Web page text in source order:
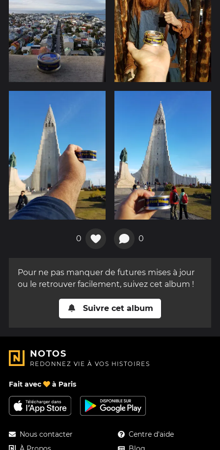
0 0
Pour ne pas manquer de futures mises à jour
ou le retrouver facilement, suivez cet album !
Suivre cet album
NOTOS
REDONNEZ VIE À VOS HISTOIRES
Fait avec à Paris
Nous contacter
Centre d'aide